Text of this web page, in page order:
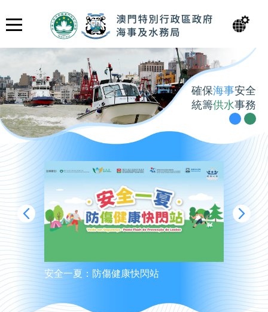
確保海事安全
統籌供水事務
海事圖書探索暑期系列活動